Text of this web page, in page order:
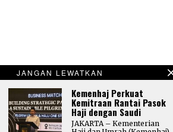
JANGAN LEWATKAN
Kemenhaj Perkuat
Kemitraan Rantai Pasok
Haji dengan Saudi
JAKARTA – Kementerian